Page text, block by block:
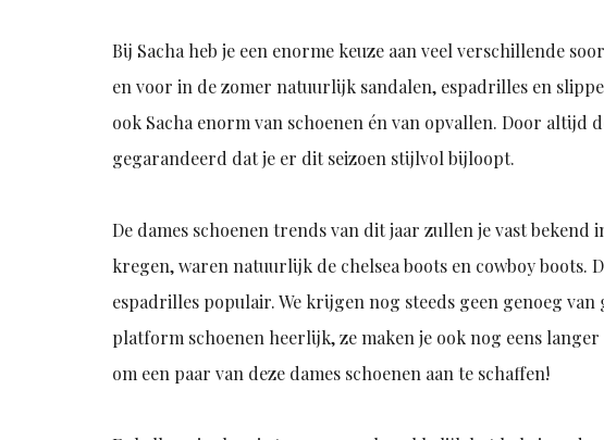
Bij Sacha heb je een enorme keuze aan veel verschillende
en voor in de zomer natuurlijk sandalen, espadrilles en
ook Sacha enorm van schoenen én van opvallen. Door altijd
gegarandeerd dat je er dit seizoen stijlvol bijloopt.
De dames schoenen trends van dit jaar zullen je vast
kregen, waren natuurlijk de chelsea boots en cowboy boots.
espadrilles populair. We krijgen nog steeds geen genoeg
platform schoenen heerlijk, ze maken je ook nog eens
om een paar van deze dames schoenen aan te schaffen!